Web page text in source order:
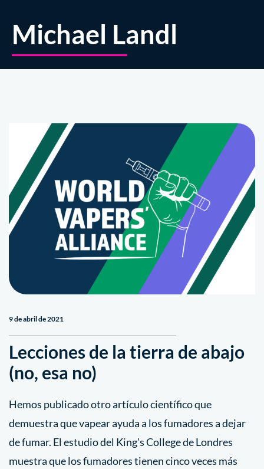
Michael Landl
9 de abril de 2021
Lecciones de la tierra de abajo
(no, esa no)
Hemos publicado otro artículo científico que
demuestra que vapear ayuda a los fumadores a dejar
de fumar. El estudio del King's College de Londres
muestra que los fumadores tienen cinco veces más